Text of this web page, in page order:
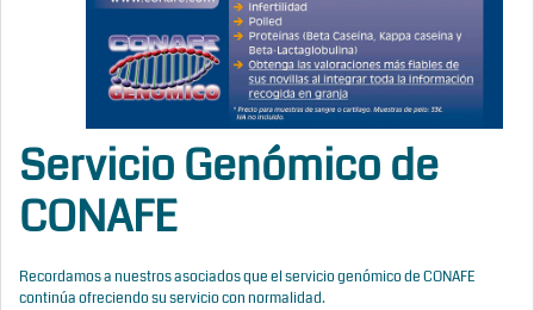
Servicio Genómico de
CONAFE
Recordamos a nuestros asociados que el servicio genómico de CONAFE
continúa ofreciendo su servicio con normalidad.